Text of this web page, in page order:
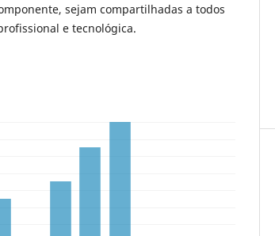
sejam compartilhadas a todos
e tecnológica.